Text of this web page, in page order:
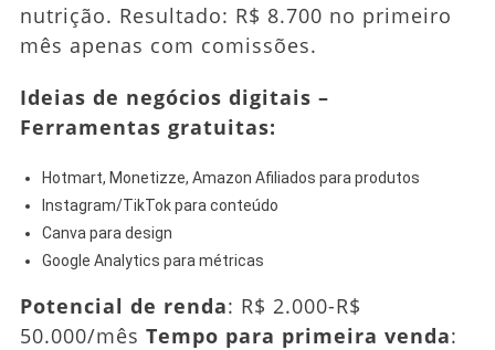
nutrição. Resultado: R$ 8.700 no primeiro
mês apenas com comissões.
Ideias de negócios digitais –
Ferramentas gratuitas:
Hotmart, Monetizze, Amazon Afiliados para produtos
Instagram/TikTok para conteúdo
Canva para design
Google Analytics para métricas
Potencial de renda: R$ 2.000-R$
50.000/mês Tempo para primeira venda: